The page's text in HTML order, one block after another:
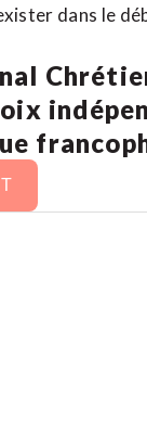
dans le